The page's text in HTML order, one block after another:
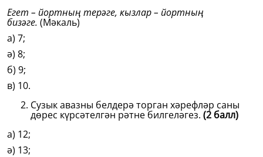
Егет – йортның терәге, кызлар – йортның
бизәге. (Мәкаль)
а) 7;
ә) 8;
б) 9;
в) 10.
Сузык авазны белдерә торган хәрефләр саны
дөрес күрсәтелгән рәтне билгеләгез. (2 балл)
а) 12;
ә) 13;